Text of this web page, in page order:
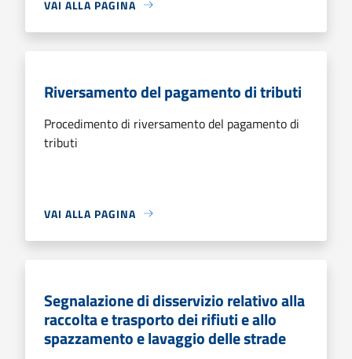
VAI ALLA PAGINA
Riversamento del pagamento di tributi
Procedimento di riversamento del pagamento di
tributi
VAI ALLA PAGINA
Segnalazione di disservizio relativo alla
raccolta e trasporto dei rifiuti e allo
spazzamento e lavaggio delle strade